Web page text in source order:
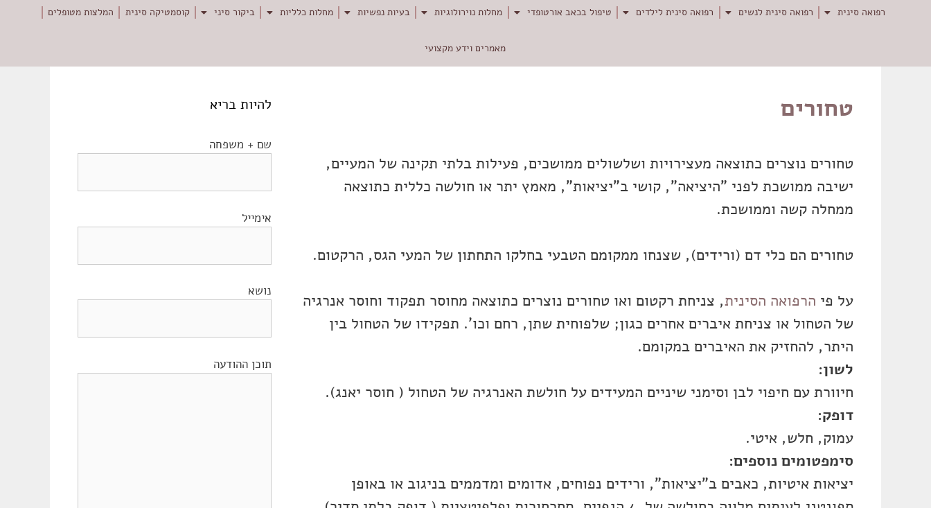
רפואה סינית רפואה סינית לנשים רפואה סינית לילדים טיפול בכאב אורטופדי מחלות נוירולוגיות בעיות נפשיות מחלות כלליות ביקור סיני קוסמטיקה סינית המלצות מטופלים
מאמרים וידע מקצועי
טחורים
טחורים נוצרים כתוצאה מעצירויות ושלשולים ממושכים, פעילות בלתי תקינה של המעיים,
ישיבה ממושכת לפני "היציאה", קושי ב"יציאות", מאמץ יתר או חולשה כללית כתוצאה
ממחלה קשה וממושכת.
טחורים הם כלי דם (ורידים), שצנחו ממקומם הטבעי בחלקו התחתון של המעי הגס, הרקטום.
על פי הרפואה הסינית, צניחת רקטום ואו טחורים נוצרים כתוצאה מחוסר תפקוד וחוסר אנרגיה
של הטחול או צניחת איברים אחרים כגון; שלפוחית שתן, רחם וכו'. תפקידו של הטחול בין
היתר, להחזיק את האיברים במקומם.
לשון:
חיוורת עם חיפוי לבן וסימני שיניים המעידים על חולשת האנרגיה של הטחול ( חוסר יאנג).
דופק:
עמוק, חלש, איטי.
סימפטומים נוספים:
יציאות איטיות, כאבים ב"יציאות", ורידים נפוחים, אדומים ומדממים בניגוב או באופן
להיות בריא
שם + משפחה
אימייל
נושא
תוכן ההודעה